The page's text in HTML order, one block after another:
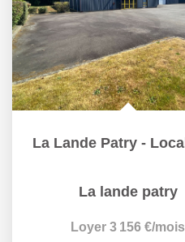
La lande patry
Loyer 3 156 €/mois